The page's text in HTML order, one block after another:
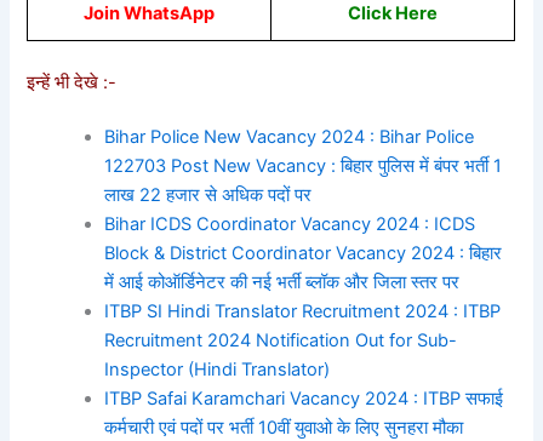
Join WhatsApp ClickHere
इन्हें भी देखे :-
Bihar Police New Vacancy 2024 : Bihar Police
122703 Post New Vacancy : बिहार पुलिस में बंपर भर्ती 1
लाख 22 हजार से अधिक पदों पर
Bihar ICDS Coordinator Vacancy 2024 : ICDS
Block & District Coordinator Vacancy 2024 : बिहार
में आई कोऑर्डिनेटर की नई भर्ती ब्लॉक और जिला स्तर पर
ITBP SI Hindi Translator Recruitment 2024 : ITBP
Recruitment 2024 Notification Out for Sub-
Inspector (Hindi Translator)
ITBP Safai Karamchari Vacancy 2024 : ITBP सफाई
कर्मचारी एवं पदों पर भर्ती 10वीं युवाओ के लिए सुनहरा मौका